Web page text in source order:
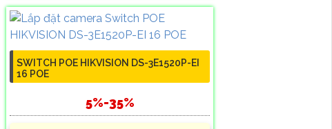
SWITCH POE HIKVISION DS-3E1520P-EI
16 POE
5%-35%